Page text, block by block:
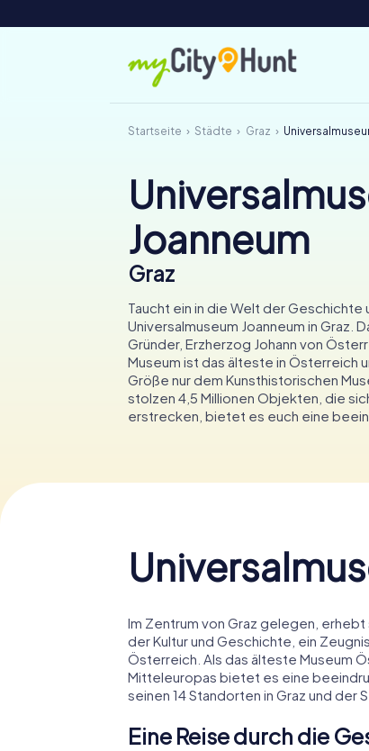
Startseite Städte Graz
Joanneum
Graz
Taucht ein in die Welt der Geschichte
Universalmuseum Joanneum in Graz.
Gründer, Erzherzog Johann von
Museum ist das älteste in Österreich
Größe nur dem Kunsthistorischen
stolzen 4,5 Millionen Objekten, die
erstrecken, bietet es euch eine
Im Zentrum von Graz gelegen, erhebt
der Kultur und Geschichte, ein
Österreich. Als das älteste Museum
Mitteleuropas bietet es eine
seinen 14 Standorten in Graz und der
Eine Reise durch die